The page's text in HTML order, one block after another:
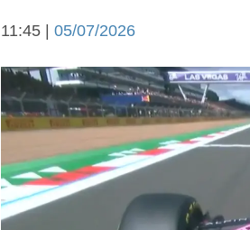
Arte y cultura
Economía y campo
11:45 | 05/07/2026